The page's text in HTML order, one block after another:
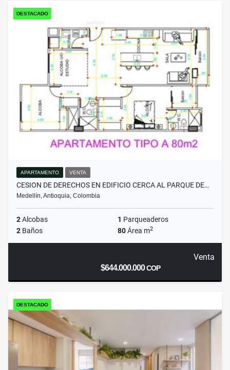
DESTACADO
APARTAMENTO VENTA
CESION DE DERECHOS EN EDIFICIO CERCA AL PARQUE DE…
Medellín, Antioquia, Colombia
2Alcobas 1 Parqueaderos
2 Baños 80Área m2
Venta
$644.000.000COP
DESTACADO